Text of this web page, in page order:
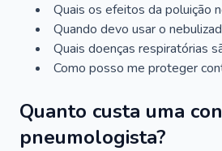
Quais os efeitos da poluição
Quando devo usar o
Quais doenças respiratórias
Como posso me proteger
Quanto custa uma
pneumologista?